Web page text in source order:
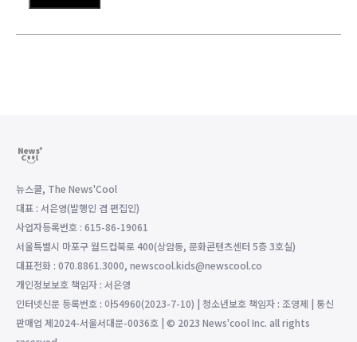
뉴스쿨, The News'Cool
대표 : 서은영(발행인 겸 편집인)
사업자등록번호 : 615-86-19061
서울특별시 마포구 월드컵북로 400(상암동, 문화콘텐츠센터 5층 3호실)
대표전화 : 070.8861.3000, newscool.kids@newscool.co
개인정보보호 책임자 : 서은영
인터넷신문 등록번호 : 아54960(2023-7-10) | 청소년보호 책임자 : 조영제 | 통신
판매업 제2024-서울서대문-0036호 | © 2023 News'cool Inc. all rights